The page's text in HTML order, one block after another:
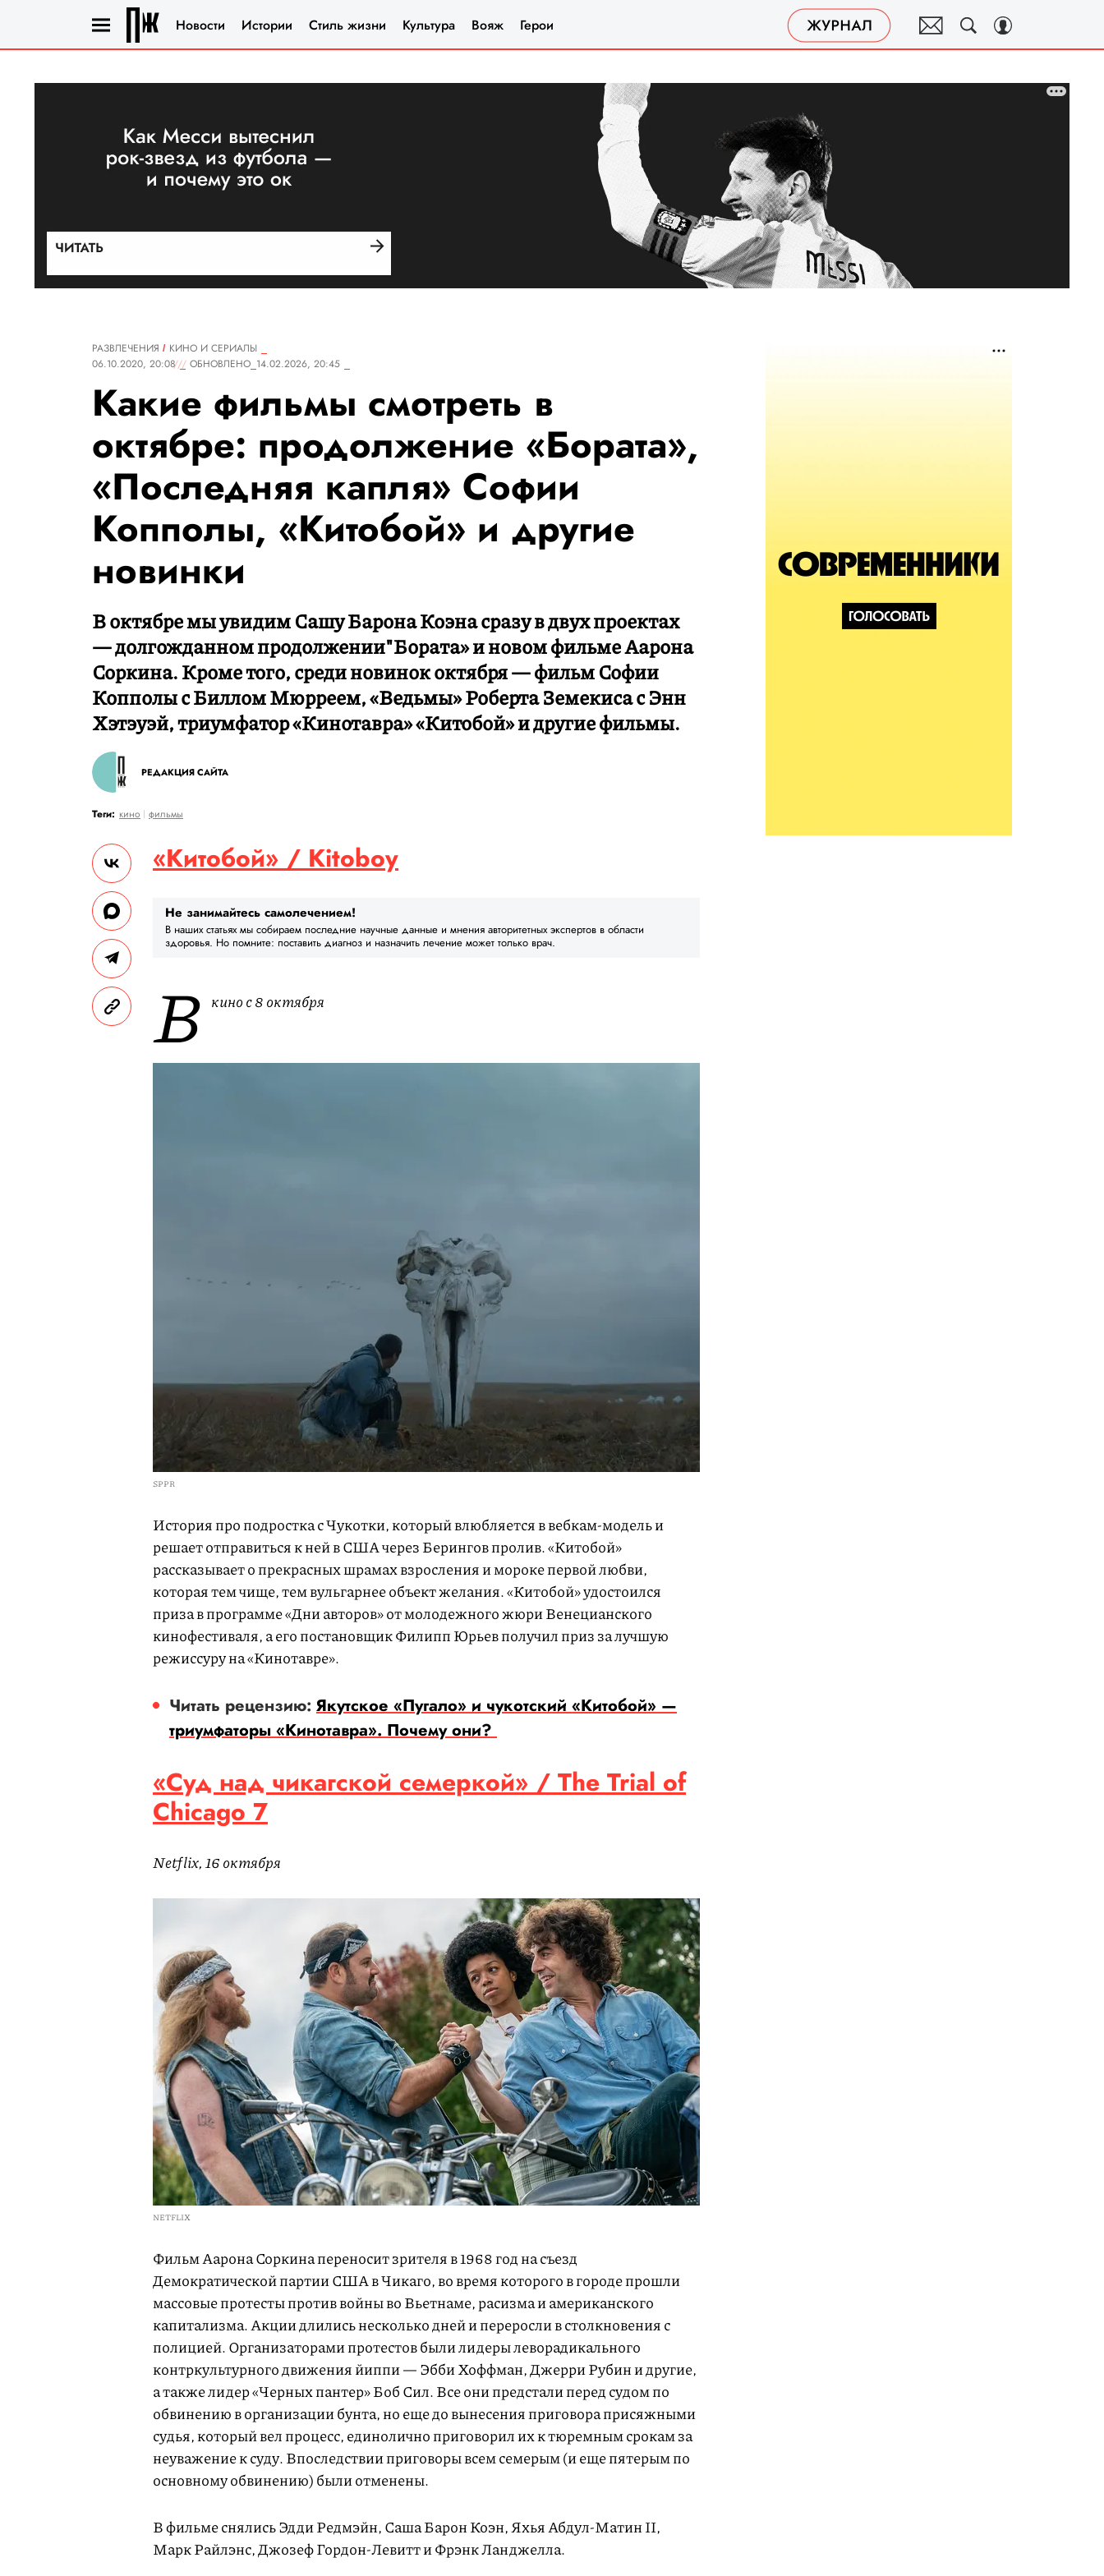
Новости Истории Стиль жизни Культура Вояж Герои
РАЗВЛЕЧЕНИЯ
КИНО И СЕРИАЛЫ
06.10.2020, 20:08
ОБНОВЛЕНО 14.02.2026, 20:45
Какие фильмы смотреть в
октябре: продолжение «Бората»,
«Последняя капля» Софии
Копполы, «Китобой» и другие
новинки
В октябре мы увидим Сашу Барона Коэна сразу в двух проектах
— долгожданном продолжении"Бората» и новом фильме Аарона
Соркина. Кроме того, среди новинок октября — фильм Софии
Копполы с Биллом Мюрреем, «Ведьмы» Роберта Земекиса с Энн
Хэтэуэй, триумфатор «Кинотавра» «Китобой» и другие фильмы.
РЕДАКЦИЯ САЙТА
Теги: кино фильмы
«Китобой» / Kitoboy
Не занимайтесь самолечением!
В наших статьях мы собираем последние научные данные и мнения авторитетных экспертов в области
здоровья. Но помните: поставить диагноз и назначить лечение может только врач.
В кино с 8 октября
SPPR
История про подростка с Чукотки, который влюбляется в вебкам-модель и
решает отправиться к ней в США через Берингов пролив. «Китобой»
рассказывает о прекрасных шрамах взросления и мороке первой любви,
которая тем чище, тем вульгарнее объект желания. «Китобой» удостоился
приза в программе «Дни авторов» от молодежного жюри Венецианского
кинофестиваля, а его постановщик Филипп Юрьев получил приз за лучшую
режиссуру на «Кинотавре».
Читать рецензию: Якутское «Пугало» и чукотский «Китобой» —
триумфаторы «Кинотавра». Почему они?
«Суд над чикагской семеркой» / The Trial of
Chicago 7
Netflix, 16 октября
NETFLIX
Фильм Аарона Соркина переносит зрителя в 1968 год на съезд
Демократической партии США в Чикаго, во время которого в городе прошли
массовые протесты против войны во Вьетнаме, расизма и американского
капитализма. Акции длились несколько дней и переросли в столкновения с
полицией. Организаторами протестов были лидеры леворадикального
контркультурного движения йиппи — Эбби Хоффман, Джерри Рубин и другие,
а также лидер «Черных пантер» Боб Сил. Все они предстали перед судом по
обвинению в организации бунта, но еще до вынесения приговора присяжными
судья, который вел процесс, единолично приговорил их к тюремным срокам за
неуважение к суду. Впоследствии приговоры всем семерым (и еще пятерым по
основному обвинению) были отменены.
В фильме снялись Эдди Редмэйн, Саша Барон Коэн, Яхья Абдул-Матин II,
Марк Райлэнс, Джозеф Гордон-Левитт и Фрэнк Ланджелла.